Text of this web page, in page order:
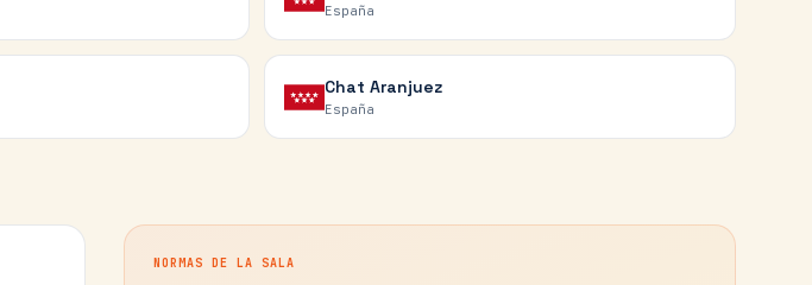
España
ChatAranjuez
España
NORMAS DE LA SALA